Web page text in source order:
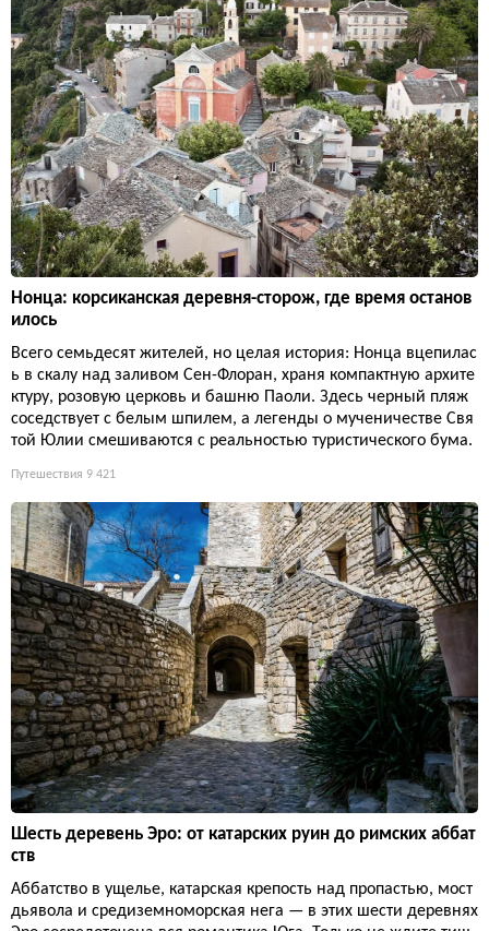
Нонца: корсиканская деревня-сторож, где время останов
илось
Всего семьдесят жителей, но целая история: Нонца вцепилас
ь в скалу над заливом Сен-Флоран, храня компактную архите
ктуру, розовую церковь и башню Паоли. Здесь черный пляж
соседствует с белым шпилем, а легенды о мученичестве Свя
той Юлии смешиваются с реальностью туристического бума.
Путешествия 9 421
Шесть деревень Эро: от катарских руин до римских аббат
ств
Аббатство в ущелье, катарская крепость над пропастью, мост
дьявола и средиземноморская нега — в этих шести деревнях